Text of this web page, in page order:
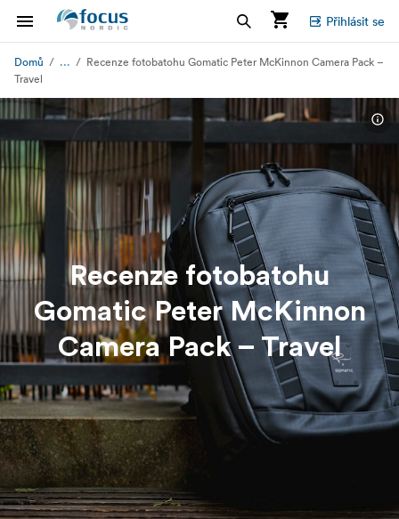
Přihlásit se
Domů ...
Recenze fotobatohu Gomatic Peter McKinnon Camera Pack –
Travel
Recenze fotobatohu
Gomatic Peter McKinnon
Camera Pack – Travel